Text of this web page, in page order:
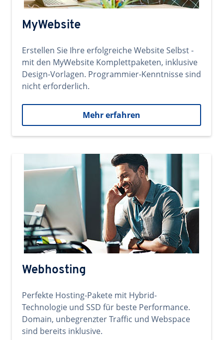
MyWebsite
Erstellen Sie Ihre erfolgreiche Website Selbst -
mit den MyWebsite Komplettpaketen, inklusive
Design-Vorlagen. Programmier-Kenntnisse sind
nicht erforderlich.
Mehr erfahren
Webhosting
Perfekte Hosting-Pakete mit Hybrid-
Technologie und SSD für beste Performance.
Domain, unbegrenzter Traffic und Webspace
sind bereits inklusive.